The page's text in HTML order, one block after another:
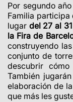
Por segundo
Familia participa
lugar del 27 al
la Fira de
construyendo
conjunto de
descubrir
También
elaboración de
que más les